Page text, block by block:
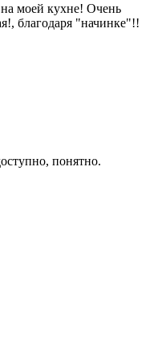
на моей кухне! Очень
благодаря "начинке"!!
понятно.